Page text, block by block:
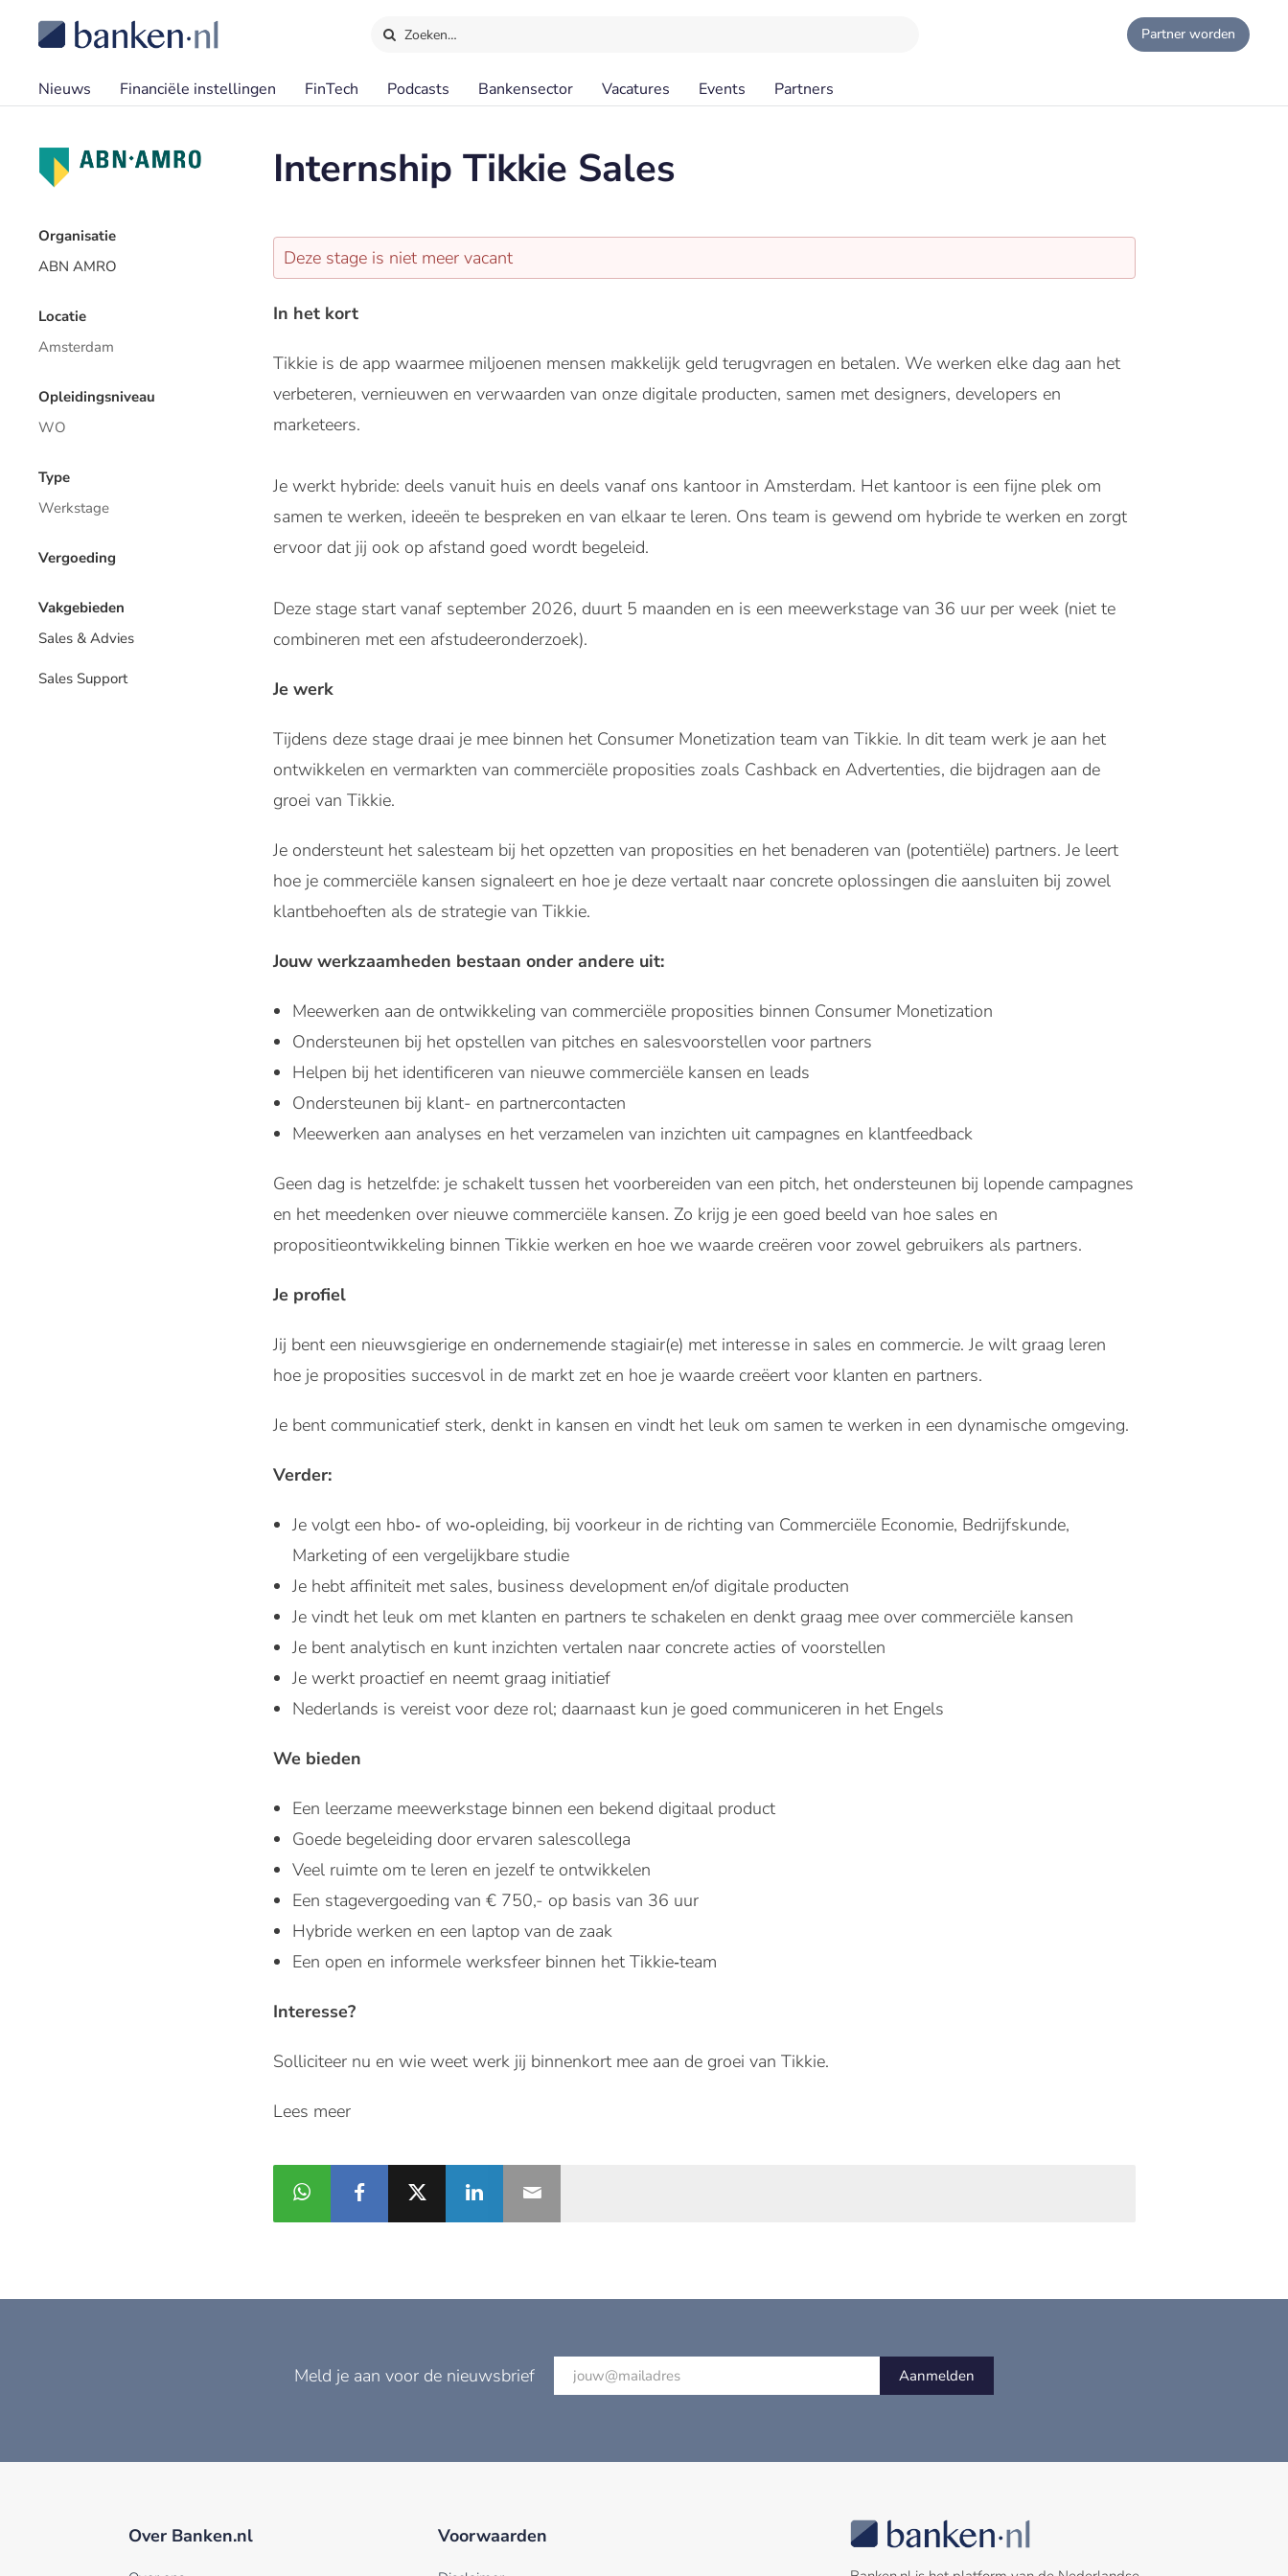
Zoeken… Partner worden
Nieuws Financiële instellingen FinTech Podcasts Bankensector Vacatures Events Partners
Internship Tikkie Sales
Organisatie
ABN AMRO
Locatie
Amsterdam
Opleidingsniveau
WO
Type
Werkstage
Vergoeding
Vakgebieden
Sales & Advies
Sales Support
Deze stage is niet meer vacant
In het kort
Tikkie is de app waarmee miljoenen mensen makkelijk geld terugvragen en betalen. We werken elke dag aan het
verbeteren, vernieuwen en verwaarden van onze digitale producten, samen met designers, developers en
marketeers.
Je werkt hybride: deels vanuit huis en deels vanaf ons kantoor in Amsterdam. Het kantoor is een fijne plek om
samen te werken, ideeën te bespreken en van elkaar te leren. Ons team is gewend om hybride te werken en zorgt
ervoor dat jij ook op afstand goed wordt begeleid.
Deze stage start vanaf september 2026, duurt 5 maanden en is een meewerkstage van 36 uur per week (niet te
combineren met een afstudeeronderzoek).
Je werk
Tijdens deze stage draai je mee binnen het Consumer Monetization team van Tikkie. In dit team werk je aan het
ontwikkelen en vermarkten van commerciële proposities zoals Cashback en Advertenties, die bijdragen aan de
groei van Tikkie.
Je ondersteunt het salesteam bij het opzetten van proposities en het benaderen van (potentiële) partners. Je leert
hoe je commerciële kansen signaleert en hoe je deze vertaalt naar concrete oplossingen die aansluiten bij zowel
klantbehoeften als de strategie van Tikkie.
Jouw werkzaamheden bestaan onder andere uit:
Meewerken aan de ontwikkeling van commerciële proposities binnen Consumer Monetization
Ondersteunen bij het opstellen van pitches en salesvoorstellen voor partners
Helpen bij het identificeren van nieuwe commerciële kansen en leads
Ondersteunen bij klant- en partnercontacten
Meewerken aan analyses en het verzamelen van inzichten uit campagnes en klantfeedback
Geen dag is hetzelfde: je schakelt tussen het voorbereiden van een pitch, het ondersteunen bij lopende campagnes
en het meedenken over nieuwe commerciële kansen. Zo krijg je een goed beeld van hoe sales en
propositieontwikkeling binnen Tikkie werken en hoe we waarde creëren voor zowel gebruikers als partners.
Je profiel
Jij bent een nieuwsgierige en ondernemende stagiair(e) met interesse in sales en commercie. Je wilt graag leren
hoe je proposities succesvol in de markt zet en hoe je waarde creëert voor klanten en partners.
Je bent communicatief sterk, denkt in kansen en vindt het leuk om samen te werken in een dynamische omgeving.
Verder:
Je volgt een hbo‑ of wo‑opleiding, bij voorkeur in de richting van Commerciële Economie, Bedrijfskunde,
Marketing of een vergelijkbare studie
Je hebt affiniteit met sales, business development en/of digitale producten
Je vindt het leuk om met klanten en partners te schakelen en denkt graag mee over commerciële kansen
Je bent analytisch en kunt inzichten vertalen naar concrete acties of voorstellen
Je werkt proactief en neemt graag initiatief
Nederlands is vereist voor deze rol; daarnaast kun je goed communiceren in het Engels
We bieden
Een leerzame meewerkstage binnen een bekend digitaal product
Goede begeleiding door ervaren salescollega
Veel ruimte om te leren en jezelf te ontwikkelen
Een stagevergoeding van € 750,- op basis van 36 uur
Hybride werken en een laptop van de zaak
Een open en informele werksfeer binnen het Tikkie‑team
Interesse?
Solliciteer nu en wie weet werk jij binnenkort mee aan de groei van Tikkie.
Lees meer
Meld je aan voor de nieuwsbrief Aanmelden
Over Banken.nl Voorwaarden